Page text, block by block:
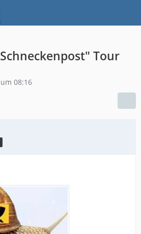
Tour
08:16